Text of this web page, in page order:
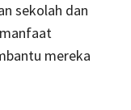
sekolah dan
mereka